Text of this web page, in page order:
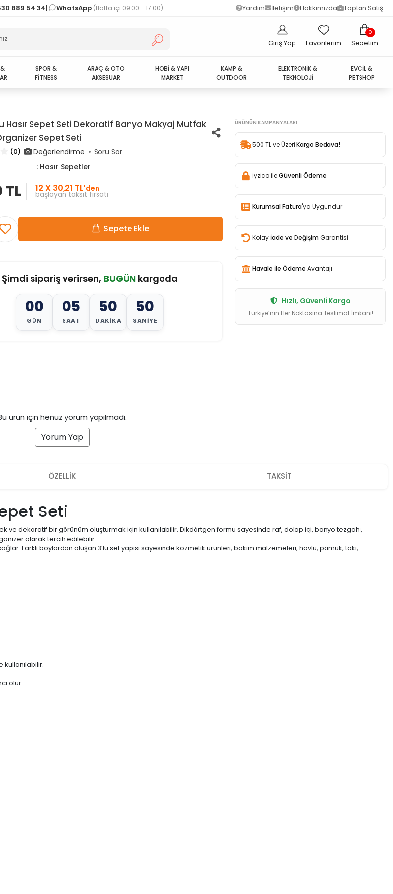
889 54 34| WhatsApp (Hafta içi 09:00 - 17:00) Yardım İletişim Hakkımızda Toptan Satış
Giriş Yap Favorilerim
0
Sepetim
SPOR &
FİTNESS
ARAÇ & OTO
AKSESUAR
HOBİ & YAPI
MARKET
KAMP &
OUTDOOR
ELEKTRONİK &
TEKNOLOJİ
EVCİL &
PETSHOP
Hasır Sepet Seti Dekoratif Banyo Makyaj Mutfak
Sepet Seti
(0) Değerlendirme
Soru Sor
: Hasır Sepetler
TL 12 X 30,21 TL'den
başlayan taksit fırsatı
Sepete Ekle
Şimdi sipariş verirsen, BUGÜNkargoda
00
GÜN
05
SAAT
50
DAKIKA
48
SANIYE
ÜRÜNÜN KAMPANYALARI
500 TL ve Üzeri Kargo Bedava!
İyzico ileGüvenli Ödeme
Kurumsal Fatura'ya Uygundur
Kolay İade ve Değişim Garantisi
Havale İle Ödeme Avantajı
Hızlı, Güvenli Kargo
Türkiye’nin Her Noktasına Teslimat İmkanı!
ürün için henüz yorum yapılmadı.
Yorum Yap
ÖZELLİK TAKSİT
Seti
ve dekoratif bir görünüm oluşturmak için kullanılabilir. Dikdörtgen formu sayesinde raf, dolap içi, banyo tezgahı,
olarak tercih edilebilir.
Farklı boylardan oluşan 3’lü set yapısı sayesinde kozmetik ürünleri, bakım malzemeleri, havlu, pamuk, takı,
kullanılabilir.
olur.